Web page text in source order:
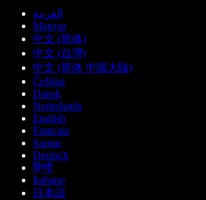
العربية
Magyar
中文 (简体)
中文 (台灣)
中文 (简体 中国大陆)
Čeština
Dansk
Nederlands
English
Français
Suomi
Deutsch
हिन्दी
Italiano
日本語